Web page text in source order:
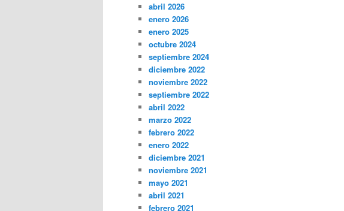
abril 2026
enero 2026
enero 2025
octubre 2024
septiembre 2024
diciembre 2022
noviembre 2022
septiembre 2022
abril 2022
marzo 2022
febrero 2022
enero 2022
diciembre 2021
noviembre 2021
mayo 2021
abril 2021
febrero 2021